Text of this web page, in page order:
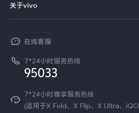
T系列
NEX系列
订单查询
查找手机
环保回收
安全公告
开放平台
vivo 企业业务
廉正合规
国补营业执照
无线电发射设备销售备案
关于vivo
工作机会
新闻资讯
可持续发展
在线客服
7*24小时服务热线
95033
7*24小时尊享服务热线
(适用于X Fold、X Flip、X Ultra、